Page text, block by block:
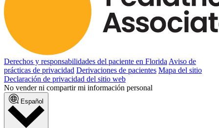
Derechos y responsabilidades del paciente en Florida Aviso de
prácticas de privacidad Derivaciones de pacientes Mapa del sitio
Declaración de privacidad del sitio web
No vender ni compartir mi información personal
Español